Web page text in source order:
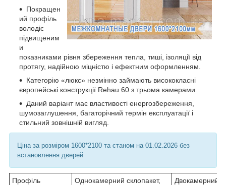
Покращен
ий профіль
володіє
підвищеним
и
показниками рівня збереження тепла, тиші, ізоляції від
протягу, надійною міцністю і ефектним оформленням.
Категорію «люкс» незмінно займають висококласні
європейські конструкції Rehau 60 з трьома камерами.
Даний варіант має властивості енергозбереження,
шумозаглушення, багаторічний термін експлуатації і
стильний зовнішній вигляд.
Ціна за розміром 1600*2100 та станом на 01.02.2026 без
встановлення дверей
Профіль
Однокамерний склопакет,
Двокамерний